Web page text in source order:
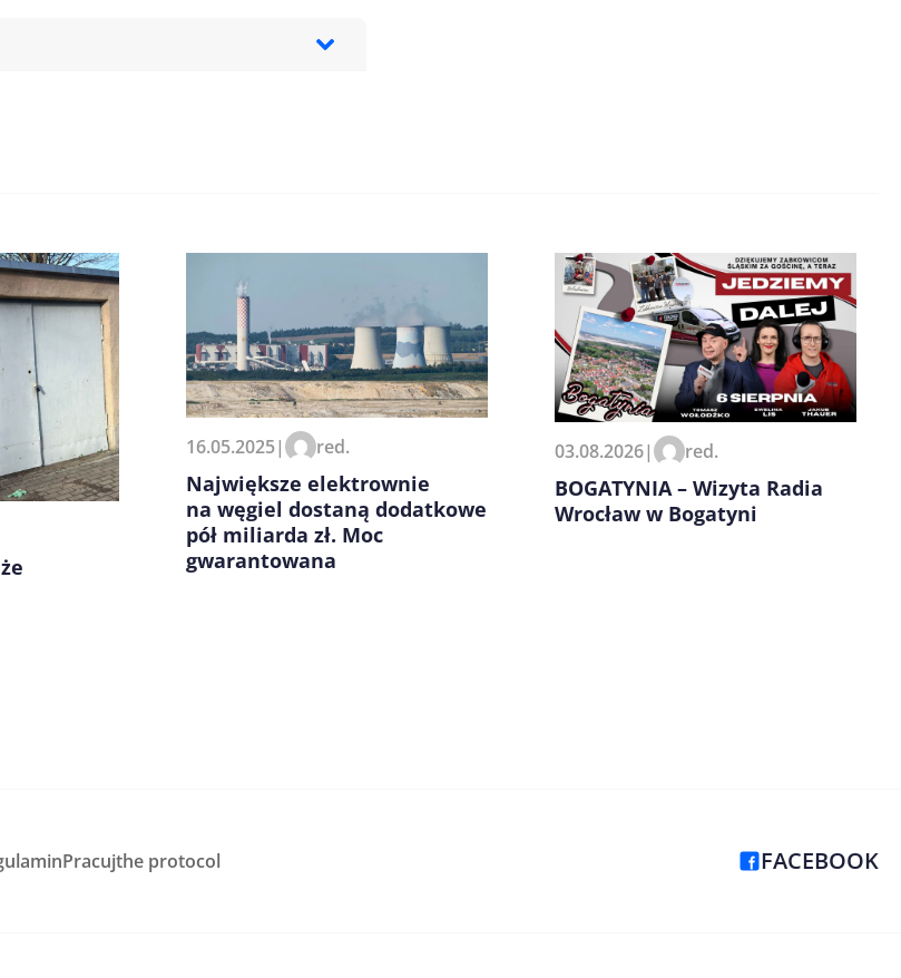
pisania
16.05.2025| red.
Największe elektrownie
na węgiel dostaną dodatkowe
pół miliarda zł. Moc
gwarantowana
03.08.2026| red.
BOGATYNIA – Wizyta Radia
Wrocław w Bogatyni
Pracujthe protocol FACEBOOK